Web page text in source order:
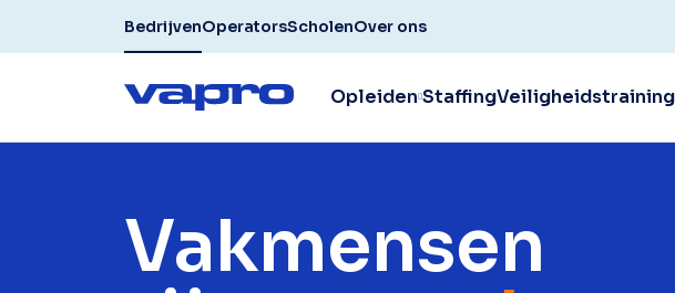
Bedrijven
Opleiden Staffing
OperatorsScholenOver ons
Vakmensen